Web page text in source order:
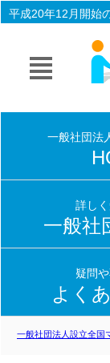
平成20年12月開始
一般社団法人設立全国
一般社団法
詳しく
一般社
疑問
よく